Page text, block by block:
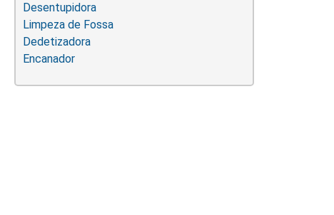
Desentupidora
Limpeza de Fossa
Dedetizadora
Encanador